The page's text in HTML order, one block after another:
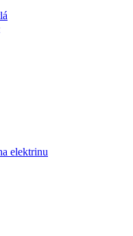
elektrinu